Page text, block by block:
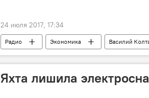
24 июля 2017, 17:34
Радио Экономика Василий
фермер
Яхта лишила